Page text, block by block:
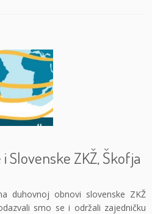
Slovenske ZKŽ, Škofja
duhovnoj obnovi slovenske ZKŽ
smo se i održali zajedničku